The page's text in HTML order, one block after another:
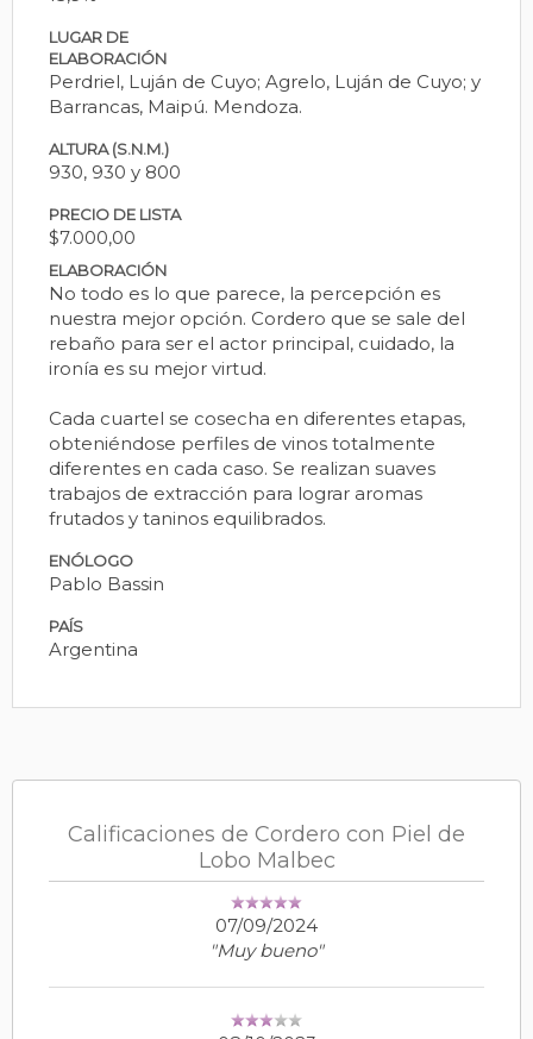
LUGAR DE
ELABORACIÓN
Perdriel, Luján de Cuyo; Agrelo, Luján de Cuyo; y
Barrancas, Maipú. Mendoza.
ALTURA (S.N.M.)
930, 930 y 800
PRECIO DE LISTA
$7.000,00
ELABORACIÓN
No todo es lo que parece, la percepción es
nuestra mejor opción. Cordero que se sale del
rebaño para ser el actor principal, cuidado, la
ironía es su mejor virtud.
Cada cuartel se cosecha en diferentes etapas,
obteniéndose perfiles de vinos totalmente
diferentes en cada caso. Se realizan suaves
trabajos de extracción para lograr aromas
frutados y taninos equilibrados.
ENÓLOGO
Pablo Bassin
PAÍS
Argentina
Calificaciones de Cordero con Piel de
Lobo Malbec
07/09/2024
"Muy bueno"